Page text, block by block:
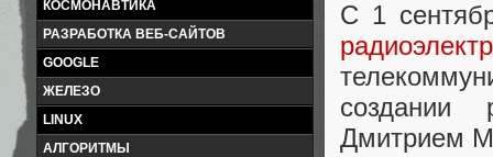
КОСМОНАВТИКА
РАЗРАБОТКА ВЕБ-САЙТОВ
GOOGLE
ЖЕЛЕЗО
LINUX
АЛГОРИТМЫ
С 1
создании
Дмитрием